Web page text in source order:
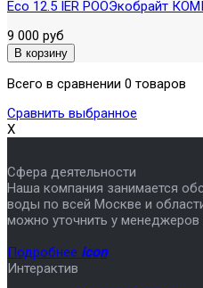
Eco 12.5 IER POOЭкобрайт
9 000 руб
Всего в сравнении 0 товаров
Сравнить выбранное
X
Сфера деятельности
Наша компания занимается
воды по всей Москве и
можно уточнить у менеджеров
Подробнее icon
Интерактив